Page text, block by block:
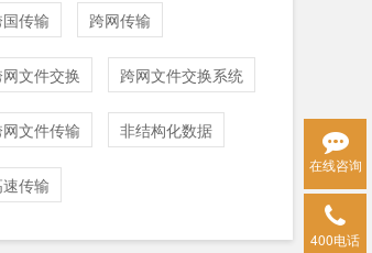
国传输 跨网传输
网文件交换 跨网文件交换系统
网文件传输 非结构化数据
传输
在线咨询
400电话